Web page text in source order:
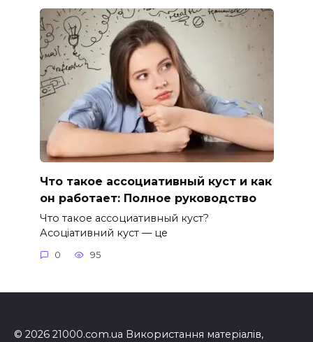
Что такое ассоциативный куст и как
он работает: Полное руководство
Что такое ассоциативный куст?
Асоціативний куст — це
0 95
© 2026 21000.com.ua Використання матеріалів,